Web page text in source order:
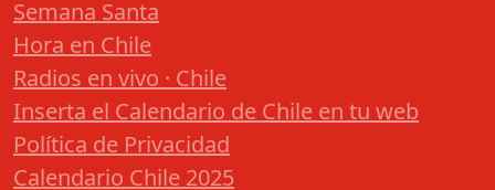
Semana Santa
Hora en Chile
Radios en vivo · Chile
Inserta el Calendario de Chile en tu web
Política de Privacidad
Calendario Chile 2025